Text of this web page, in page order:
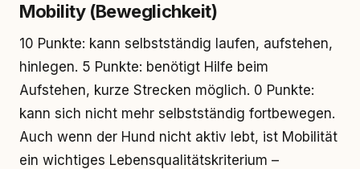
Mobility (Beweglichkeit)
10 Punkte: kann selbstständig laufen, aufstehen,
hinlegen. 5 Punkte: benötigt Hilfe beim
Aufstehen, kurze Strecken möglich. 0 Punkte:
kann sich nicht mehr selbstständig fortbewegen.
Auch wenn der Hund nicht aktiv lebt, ist Mobilität
ein wichtiges Lebensqualitätskriterium –